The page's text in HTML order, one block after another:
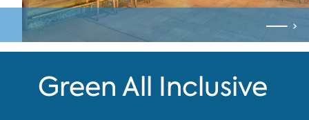
Green All Inclusive